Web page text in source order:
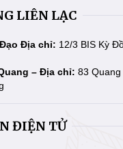
LIÊN LẠC
Địa chỉ: 12/3 BIS Kỳ
– Địa chỉ: 83 Quang
ĐIỆN TỬ